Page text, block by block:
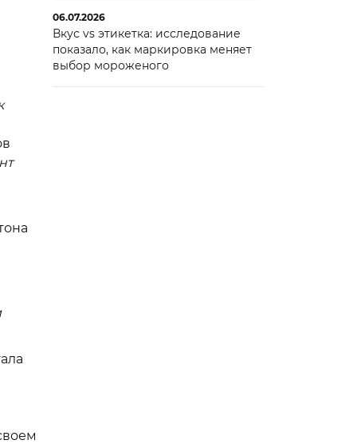
06.07.2026
Вкус vs этикетка: исследование
показало, как маркировка меняет
выбор мороженого